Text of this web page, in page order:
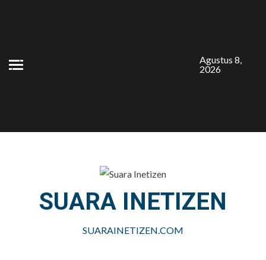
Agustus 8,
2026
SUARA INETIZEN
SUARAINETIZEN.COM